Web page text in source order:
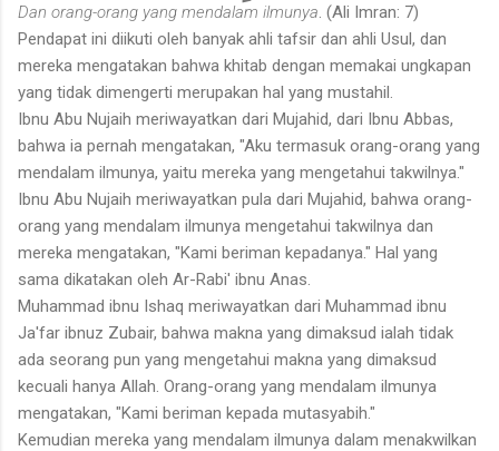
Dan orang-orang yang mendalam ilmunya . (Ali Imran: 7)
Pendapat ini diikuti oleh banyak ahli tafsir dan ahli Usul, dan
mereka mengatakan bahwa khitab dengan memakai ungkapan
yang tidak dimengerti merupakan hal yang mustahil.
Ibnu Abu Nujaih meriwayatkan dari Mujahid, dari Ibnu Abbas,
bahwa ia pernah mengatakan, "Aku termasuk orang-orang yang
mendalam ilmunya, yaitu mereka yang mengetahui takwilnya."
Ibnu Abu Nujaih meriwayatkan pula dari Mujahid, bahwa orang-
orang yang mendalam ilmunya mengetahui takwilnya dan
mereka mengatakan, "Kami beriman kepadanya." Hal yang
sama dikatakan oleh Ar-Rabi' ibnu Anas.
Muhammad ibnu Ishaq meriwayatkan dari Muhammad ibnu
Ja'far ibnuz Zubair, bahwa makna yang dimaksud ialah tidak
ada seorang pun yang mengetahui makna yang dimaksud
kecuali hanya Allah. Orang-orang yang mendalam ilmunya
mengatakan, "Kami beriman kepada mutasyabih."
Kemudian mereka yang mendalam ilmunya dalam menakwilkan